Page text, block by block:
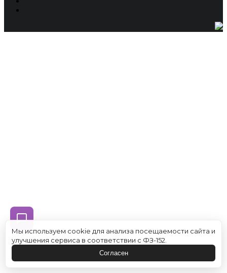
Мы используем cookie для анализа посещаемости сайта и
улучшения сервиса в соответствии с ФЗ-152.
Согласен